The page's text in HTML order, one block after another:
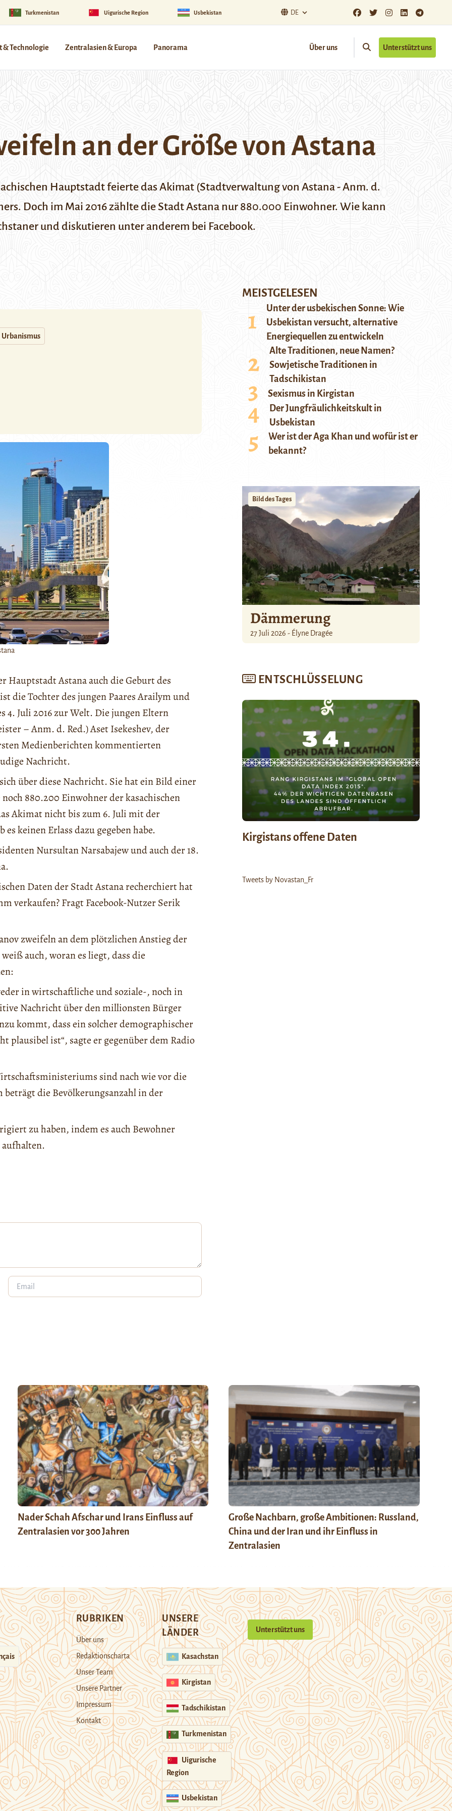
Turkmenistan Uigurische Region Usbekistan DE
& Technologie Zentralasien & Europa Panorama Über uns Unterstützt uns
an der Größe von Astana
Hauptstadt feierte das Akimat (Stadtverwaltung von Astana - Anm. d.
Doch im Mai 2016 zählte die Stadt Astana nur 880.000 Einwohner. Wie kann
und diskutieren unter anderem bei Facebook.
Urbanismus
Hauptstadt Astana auch die Geburt des
die Tochter des jungen Paares Arailym und
4. Juli 2016 zur Welt. Die jungen Eltern
– Anm. d. Red.) Aset Isekeshev, der
Medienberichten kommentierten
Nachricht.
über diese Nachricht. Sie hat ein Bild einer
880.200 Einwohner der kasachischen
Akimat nicht bis zum 6. Juli mit der
keinen Erlass dazu gegeben habe.
Nursultan Narsabajew und auch der 18.
Daten der Stadt Astana recherchiert hat
verkaufen? Fragt Facebook-Nutzer Serik
zweifeln an dem plötzlichen Anstieg der
auch, woran es liegt, dass die
in wirtschaftliche und soziale-, noch in
Nachricht über den millionsten Bürger
kommt, dass ein solcher demographischer
plausibel ist“, sagte er gegenüber dem Radio
sind nach wie vor die
beträgt die Bevölkerungsanzahl in der
zu haben, indem es auch Bewohner
MEISTGELESEN
Unter der usbekischen Sonne: Wie
Usbekistan versucht, alternative
Energiequellen zu entwickeln
Alte Traditionen, neue Namen?
Sowjetische Traditionen in
Tadschikistan
Sexismus in Kirgistan
Der Jungfräulichkeitskult in
Usbekistan
Wer ist der Aga Khan und wofür ist er
bekannt?
Bild des Tages
Dämmerung
27 Juli 2026 - Élyne Dragée
ENTSCHLÜSSELUNG
Kirgistans offene Daten
Tweets by Novastan_Fr
Nader Schah Afschar und Irans Einfluss auf
Zentralasien vor 300 Jahren
Große Nachbarn, große Ambitionen: Russland,
China und der Iran und ihr Einfluss in
Zentralasien
RUBRIKEN
Über uns
Redaktionscharta
Unser Team
Unsere Partner
Impressum
Kontakt
UNSERE
LÄNDER
Kasachstan
Kirgistan
Tadschikistan
Turkmenistan
Uigurische
Region
Usbekistan
Unterstützt uns